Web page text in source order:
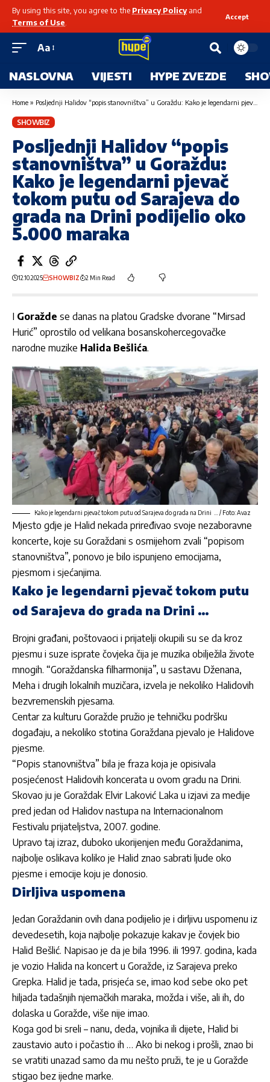
By using this site, you agree to the Privacy Policyand
Terms of Use
Accept
Aa
NASLOVNA VIJESTI HYPE ZVEZDE
Home » Posljednji Halidov “popis stanovništva” u Goraždu: Kako je legendarni pjevač tokom putu od Sarajeva do grada na Drini podijelio oko 5.000 maraka
SHOWBIZ
Posljednji Halidov “popis
stanovništva” u Goraždu:
Kako je legendarni pjevač
tokom putu od Sarajeva do
grada na Drini podijelio oko
5.000 maraka
12.10.2025 SHOWBIZ 2 Min Read
I Goražde se danas na platou Gradske dvorane “Mirsad
Hurić” oprostilo od velikana bosanskohercegovačke
narodne muzike Halida Bešlića.
Kako je legendarni pjevač tokom putu od Sarajeva do grada na Drini … / Foto: Avaz
Mjesto gdje je Halid nekada priređivao svoje nezaboravne
koncerte, koje su Goraždani s osmijehom zvali “popisom
stanovništva”, ponovo je bilo ispunjeno emocijama,
pjesmom i sjećanjima.
Kako je legendarni pjevač tokom putu
od Sarajeva do grada na Drini …
Brojni građani, poštovaoci i prijatelji okupili su se da kroz
pjesmu i suze isprate čovjeka čija je muzika obilježila živote
mnogih. “Goraždanska filharmonija”, u sastavu Dženana,
Meha i drugih lokalnih muzičara, izvela je nekoliko Halidovih
bezvremenskih pjesama.
Centar za kulturu Goražde pružio je tehničku podršku
događaju, a nekoliko stotina Goraždana pjevalo je Halidove
pjesme.
“Popis stanovništva” bila je fraza koja je opisivala
posjećenost Halidovih koncerata u ovom gradu na Drini.
Skovao ju je Goraždak Elvir Laković Laka u izjavi za medije
pred jedan od Halidov nastupa na Internacionalnom
Festivalu prijateljstva, 2007. godine.
Upravo taj izraz, duboko ukorijenjen među Goraždanima,
najbolje oslikava koliko je Halid znao sabrati ljude oko
pjesme i emocije koju je donosio.
Dirljiva uspomena
Jedan Goraždanin ovih dana podijelio je i dirljivu uspomenu iz
devedesetih, koja najbolje pokazuje kakav je čovjek bio
Halid Bešlić. Napisao je da je bila 1996. ili 1997. godina, kada
je vozio Halida na koncert u Goražde, iz Sarajeva preko
Grepka. Halid je tada, prisjeća se, imao kod sebe oko pet
hiljada tadašnjih njemačkih maraka, možda i više, ali ih, do
dolaska u Goražde, više nije imao.
Koga god bi sreli – nanu, deda, vojnika ili dijete, Halid bi
zaustavio auto i počastio ih … Ako bi nekog i prošli, znao bi
se vratiti unazad samo da mu nešto pruži, te je u Goražde
stigao bez ijedne marke.